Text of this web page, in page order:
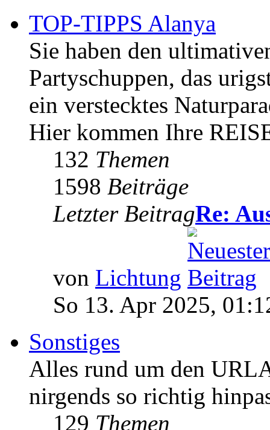
TOP-TIPPS Alanya
Sie haben den
Partyschuppen, das
ein verstecktes
Hier kommen Ihre
132 Themen
1598 Beiträge
Letzter BeitragRe:
von Lichtung
So 13. Apr 2025,
Sonstiges
Alles rund um den
nirgends so richtig
129 Themen